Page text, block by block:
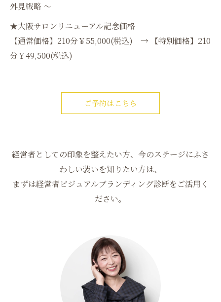
外見戦略 〜
★大阪サロンリニューアル記念価格
【通常価格】210分￥55,000(税込) → 【特別価格】210
分￥49,500(税込)
ご予約はこちら
経営者としての印象を整えたい方、今のステージにふさ
わしい装いを知りたい方は、
まずは経営者ビジュアルブランディング診断をご活用く
ださい。